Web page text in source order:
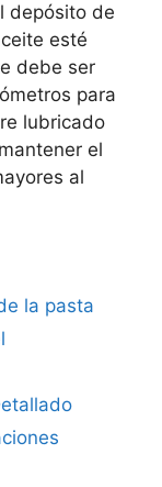
depósito de
esté
debe ser
para
lubricado
el
al
la pasta